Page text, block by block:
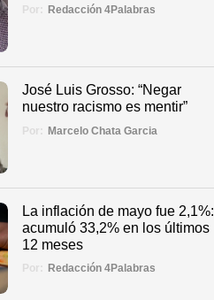
Por: Redacción 4Palabras
José Luis Grosso: “Negar
nuestro racismo es mentir”
Por: Marcelo Chata Garcia
La inflación de mayo fue 2,1%:
acumuló 33,2% en los últimos
12 meses
Por: Redacción 4Palabras